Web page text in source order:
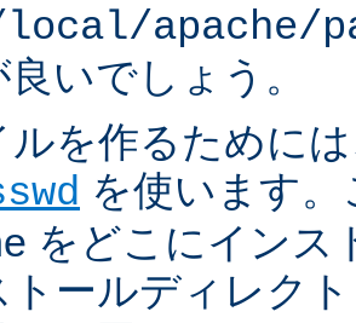
apache/
いでしょう。
ルを作るために
を使います
をどこにインス
トールディレク